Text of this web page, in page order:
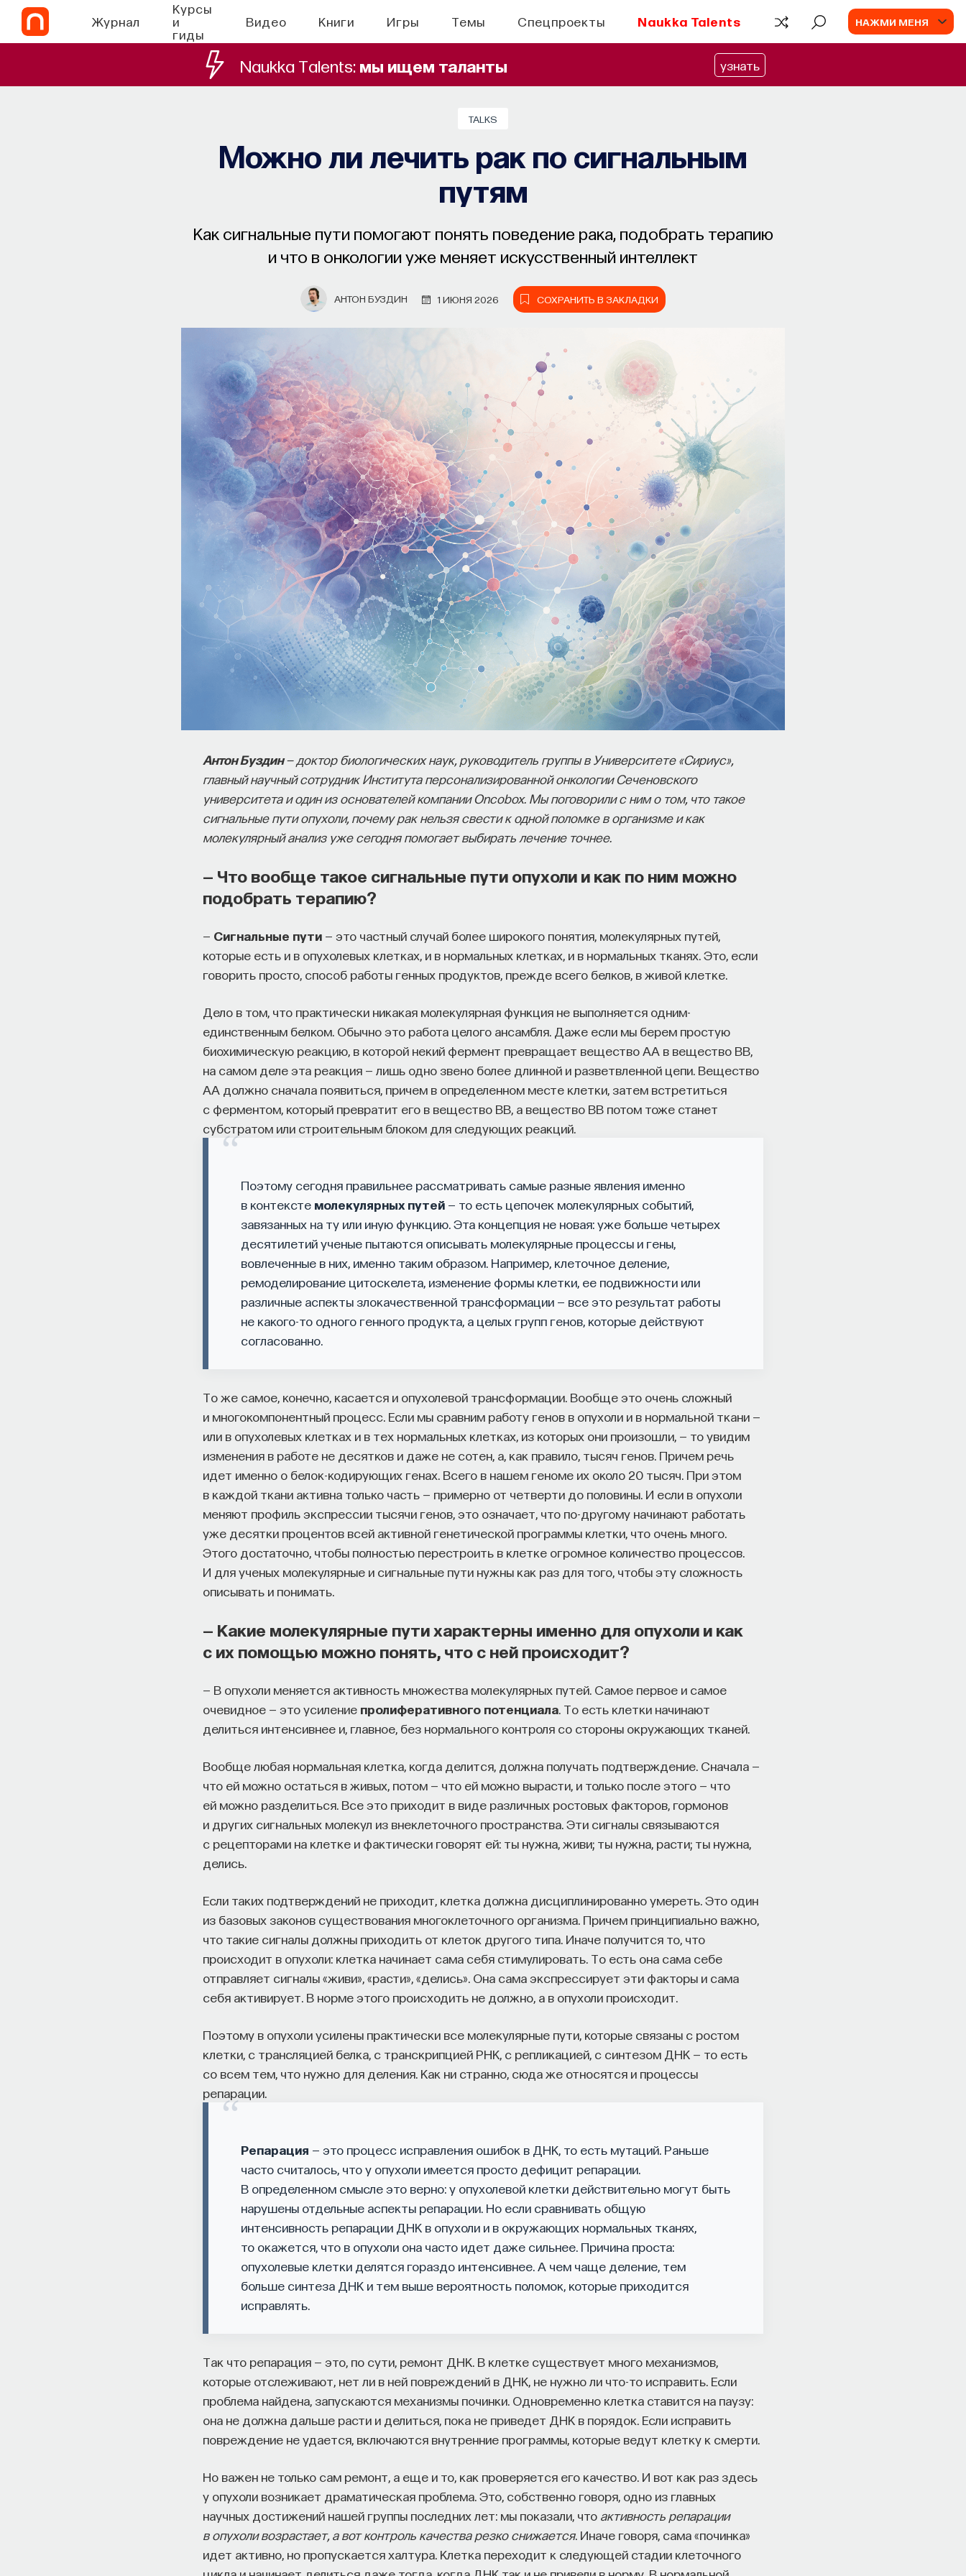
Журнал
Курсы
и
гиды
Видео Книги Игры Темы Спецпроекты Naukka Talents НАЖМИ МЕНЯ
Naukka Talents: мы ищем таланты узнать
TALKS
Можно ли лечить рак по сигнальным
путям
Как сигнальные пути помогают понять поведение рака, подобрать терапию
и что в онкологии уже меняет искусственный интеллект
АНТОН БУЗДИН 1 ИЮНЯ 2026 СОХРАНИТЬ В ЗАКЛАДКИ
Антон Буздин— доктор биологических наук, руководитель группы в Университете «Сириус»,
главный научный сотрудник Института персонализированной онкологии Сеченовского
университета и один из основателей компании Oncobox. Мы поговорили с ним о том, что такое
сигнальные пути опухоли, почему рак нельзя свести к одной поломке в организме и как
молекулярный анализ уже сегодня помогает выбирать лечение точнее.
— Что вообще такое сигнальные пути опухоли и как по ним можно
подобрать терапию?
— Сигнальные пути — это частный случай более широкого понятия, молекулярных путей,
которые есть и в опухолевых клетках, и в нормальных клетках, и в нормальных тканях. Это, если
говорить просто, способ работы генных продуктов, прежде всего белков, в живой клетке.
Дело в том, что практически никакая молекулярная функция не выполняется одним-
единственным белком. Обычно это работа целого ансамбля. Даже если мы берем простую
биохимическую реакцию, в которой некий фермент превращает вещество AA в вещество BB,
на самом деле эта реакция — лишь одно звено более длинной и разветвленной цепи. Вещество
AA должно сначала появиться, причем в определенном месте клетки, затем встретиться
с ферментом, который превратит его в вещество BB, а вещество BB потом тоже станет
субстратом или строительным блоком для следующих реакций.
Поэтому сегодня правильнее рассматривать самые разные явления именно
в контексте молекулярных путей — то есть цепочек молекулярных событий,
завязанных на ту или иную функцию. Эта концепция не новая: уже больше четырех
десятилетий ученые пытаются описывать молекулярные процессы и гены,
вовлеченные в них, именно таким образом. Например, клеточное деление,
ремоделирование цитоскелета, изменение формы клетки, ее подвижности или
различные аспекты злокачественной трансформации — все это результат работы
не какого-то одного генного продукта, а целых групп генов, которые действуют
согласованно.
То же самое, конечно, касается и опухолевой трансформации. Вообще это очень сложный
и многокомпонентный процесс. Если мы сравним работу генов в опухоли и в нормальной ткани —
или в опухолевых клетках и в тех нормальных клетках, из которых они произошли, — то увидим
изменения в работе не десятков и даже не сотен, а, как правило, тысяч генов. Причем речь
идет именно о белок-кодирующих генах. Всего в нашем геноме их около 20 тысяч. При этом
в каждой ткани активна только часть — примерно от четверти до половины. И если в опухоли
меняют профиль экспрессии тысячи генов, это означает, что по-другому начинают работать
уже десятки процентов всей активной генетической программы клетки, что очень много.
Этого достаточно, чтобы полностью перестроить в клетке огромное количество процессов.
И для ученых молекулярные и сигнальные пути нужны как раз для того, чтобы эту сложность
описывать и понимать.
— Какие молекулярные пути характерны именно для опухоли и как
с их помощью можно понять, что с ней происходит?
— В опухоли меняется активность множества молекулярных путей. Самое первое и самое
очевидное — это усиление пролиферативного потенциала . То есть клетки начинают
делиться интенсивнее и, главное, без нормального контроля со стороны окружающих тканей.
Вообще любая нормальная клетка, когда делится, должна получать подтверждение. Сначала —
что ей можно остаться в живых, потом — что ей можно вырасти, и только после этого — что
ей можно разделиться. Все это приходит в виде различных ростовых факторов, гормонов
и других сигнальных молекул из внеклеточного пространства. Эти сигналы связываются
с рецепторами на клетке и фактически говорят ей: ты нужна, живи; ты нужна, расти; ты нужна,
делись.
Если таких подтверждений не приходит, клетка должна дисциплинированно умереть. Это один
из базовых законов существования многоклеточного организма. Причем принципиально важно,
что такие сигналы должны приходить от клеток другого типа. Иначе получится то, что
происходит в опухоли: клетка начинает сама себя стимулировать. То есть она сама себе
отправляет сигналы «живи», «расти», «делись». Она сама экспрессирует эти факторы и сама
себя активирует. В норме этого происходить не должно, а в опухоли происходит.
Поэтому в опухоли усилены практически все молекулярные пути, которые связаны с ростом
клетки, с трансляцией белка, с транскрипцией РНК, с репликацией, с синтезом ДНК — то есть
со всем тем, что нужно для деления. Как ни странно, сюда же относятся и процессы
репарации.
Репарация — это процесс исправления ошибок в ДНК, то есть мутаций. Раньше
часто считалось, что у опухоли имеется просто дефицит репарации.
В определенном смысле это верно: у опухолевой клетки действительно могут быть
нарушены отдельные аспекты репарации. Но если сравнивать общую
интенсивность репарации ДНК в опухоли и в окружающих нормальных тканях,
то окажется, что в опухоли она часто идет даже сильнее. Причина проста:
опухолевые клетки делятся гораздо интенсивнее. А чем чаще деление, тем
больше синтеза ДНК и тем выше вероятность поломок, которые приходится
исправлять.
Так что репарация — это, по сути, ремонт ДНК. В клетке существует много механизмов,
которые отслеживают, нет ли в ней повреждений в ДНК, не нужно ли что-то исправить. Если
проблема найдена, запускаются механизмы починки. Одновременно клетка ставится на паузу:
она не должна дальше расти и делиться, пока не приведет ДНК в порядок. Если исправить
повреждение не удается, включаются внутренние программы, которые ведут клетку к смерти.
Но важен не только сам ремонт, а еще и то, как проверяется его качество. И вот как раз здесь
у опухоли возникает драматическая проблема. Это, собственно говоря, одно из главных
научных достижений нашей группы последних лет: мы показали, что активность репарации
в опухоли возрастает, а вот контроль качества резко снижается. Иначе говоря, сама «починка»
идет активно, но пропускается халтура. Клетка переходит к следующей стадии клеточного